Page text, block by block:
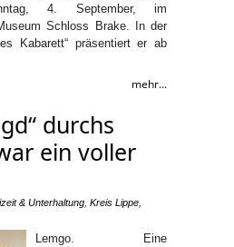
4. September, im
Schloss Brake. In der
Kabarett“ präsentiert er ab
mehr...
durchs
ein voller
& Unterhaltung Kreis Lippe
Lemgo. Eine